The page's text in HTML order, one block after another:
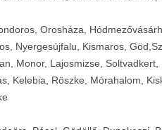
Orosháza,
Nyergesújfalu, Kismaros,
Monor, Lajosmizse,
Kelebia, Röszke, Mórahalom,